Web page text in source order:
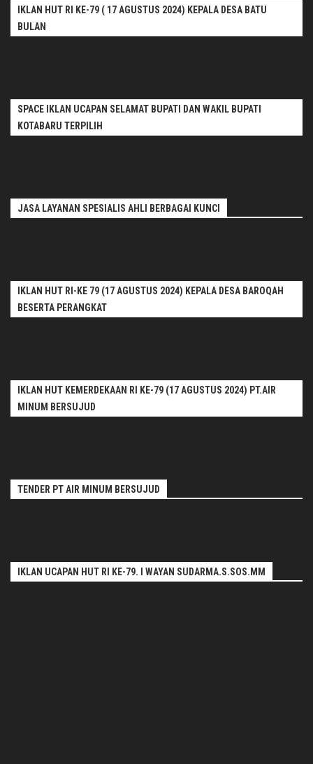
IKLAN HUT RI KE-79 ( 17 AGUSTUS 2024) KEPALA DESA BATU
BULAN
SPACE IKLAN UCAPAN SELAMAT BUPATI DAN WAKIL BUPATI
KOTABARU TERPILIH
JASA LAYANAN SPESIALIS AHLI BERBAGAI KUNCI
IKLAN HUT RI-KE 79 (17 AGUSTUS 2024) KEPALA DESA BAROQAH
BESERTA PERANGKAT
IKLAN HUT KEMERDEKAAN RI KE-79 (17 AGUSTUS 2024) PT.AIR
MINUM BERSUJUD
TENDER PT AIR MINUM BERSUJUD
IKLAN UCAPAN HUT RI KE-79. I WAYAN SUDARMA.S.SOS.MM